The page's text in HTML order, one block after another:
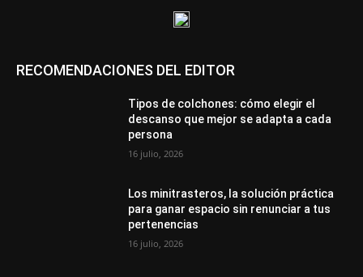
RECOMENDACIONES DEL EDITOR
Tipos de colchones: cómo elegir el
descanso que mejor se adapta a cada
persona
16 julio, 2026
Los minitrasteros, la solución práctica
para ganar espacio sin renunciar a tus
pertenencias
16 julio, 2026